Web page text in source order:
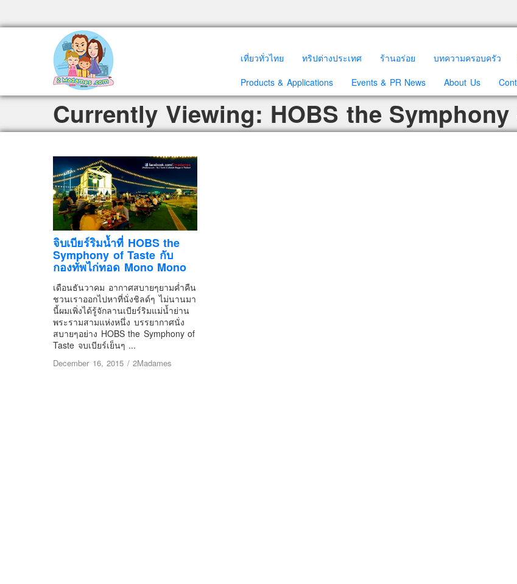
เที่ยวทั่วไทย ทริปต่างประเทศ ร้านอร่อย บทความครอบครัว
Products & Applications
Events & PR News About Us
Currently Viewing: HOBS the Symphony
จิบเบียร์ริมน้ำที่ HOBS the
Symphony of Taste กับ
กองทัพไก่ทอด Mono Mono
เดือนธันวาคม อากาศสบายๆยามค่ำคืน
ชวนเราออกไปหาที่นั่งชิลด์ๆ ไม่นานมา
นี้ผมเพิ่งได้รู้จักลานเบียร์ริมแม่น้ำย่าน
พระรามสามแห่งหนึ่ง บรรยากาศนั่ง
สบายๆอย่าง HOBS the Symphony of
Taste จบเบียร์เย็นๆ ...
December 16, 2015 / 2Madames